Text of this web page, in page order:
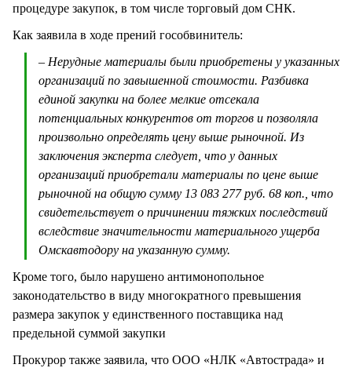
процедуре закупок, в том числе торговый дом СНК.
Как заявила в ходе прений гособвинитель:
– Нерудные материалы были приобретены у указанных
организаций по завышенной стоимости. Разбивка
единой закупки на более мелкие отсекала
потенциальных конкурентов от торгов и позволяла
произвольно определять цену выше рыночной. Из
заключения эксперта следует, что у данных
организаций приобретали материалы по цене выше
рыночной на общую сумму 13 083 277 руб. 68 коп., что
свидетельствует о причинении тяжких последствий
вследствие значительности материального ущерба
Омскавтодору на указанную сумму.
Кроме того, было нарушено антимонопольное
законодательство в виду многократного превышения
размера закупок у единственного поставщика над
предельной суммой закупки
Прокурор также заявила, что ООО «НЛК «Автострада» и